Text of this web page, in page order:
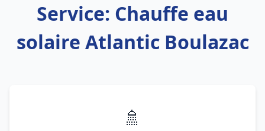
Service: Chauffe eau
solaire Atlantic Boulazac
🚿